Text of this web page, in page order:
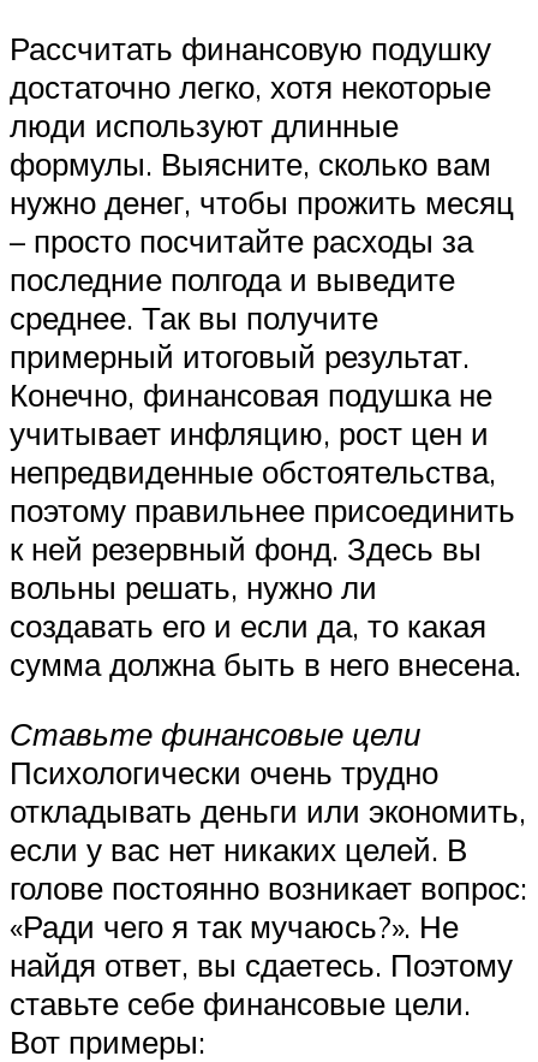
Рассчитать финансовую подушку
достаточно легко, хотя некоторые
люди используют длинные
формулы. Выясните, сколько вам
нужно денег, чтобы прожить месяц
– просто посчитайте расходы за
последние полгода и выведите
среднее. Так вы получите
примерный итоговый результат.
Конечно, финансовая подушка не
учитывает инфляцию, рост цен и
непредвиденные обстоятельства,
поэтому правильнее присоединить
к ней резервный фонд. Здесь вы
вольны решать, нужно ли
создавать его и если да, то какая
сумма должна быть в него внесена.
Ставьте финансовые цели
Психологически очень трудно
откладывать деньги или экономить,
если у вас нет никаких целей. В
голове постоянно возникает вопрос:
«Ради чего я так мучаюсь?». Не
найдя ответ, вы сдаетесь. Поэтому
ставьте себе финансовые цели.
Вот примеры: